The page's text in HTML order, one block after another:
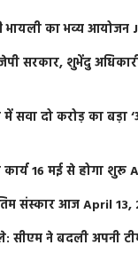
भायली का भव्य आयोजन
सरकार, शुभेंदु
सवा दो करोड़ का बड़ा
16 मई से होगा शुरू
संस्कार आजApril 13,
ने बदली अपनी